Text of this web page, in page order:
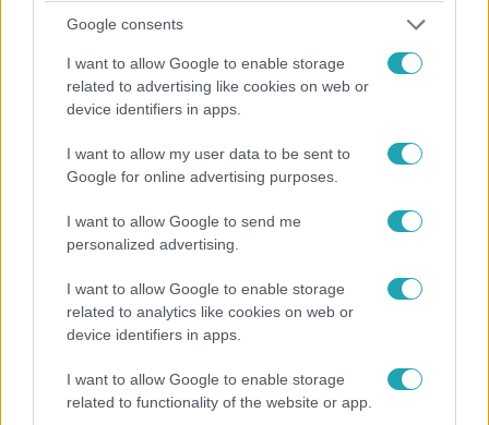
Google consents
I want to allow Google to enable storage
related to advertising like cookies on web or
device identifiers in apps.
I want to allow my user data to be sent to
Google for online advertising purposes.
I want to allow Google to send me
personalized advertising.
I want to allow Google to enable storage
related to analytics like cookies on web or
device identifiers in apps.
I want to allow Google to enable storage
related to functionality of the website or app.
2024. március 11. 18:21
A Spar megtámadta az EU-nál a kormány
különadóját
A Spar szerint a magyar kormány megszegi az uniós
jogot a 2022-ben bevezetett extraprofitadóval, ezért az